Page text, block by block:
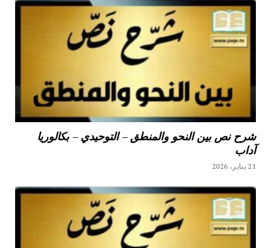
شرح نص بين النحو والمنطق – التوحيدي – بكالوريا
آداب
21 يناير، 2026